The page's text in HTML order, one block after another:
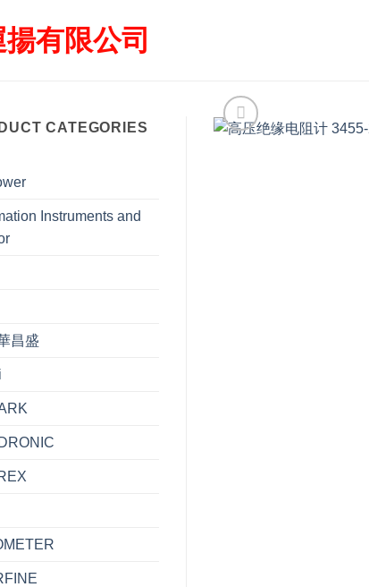
CATEGORIES
Instruments and
昌盛